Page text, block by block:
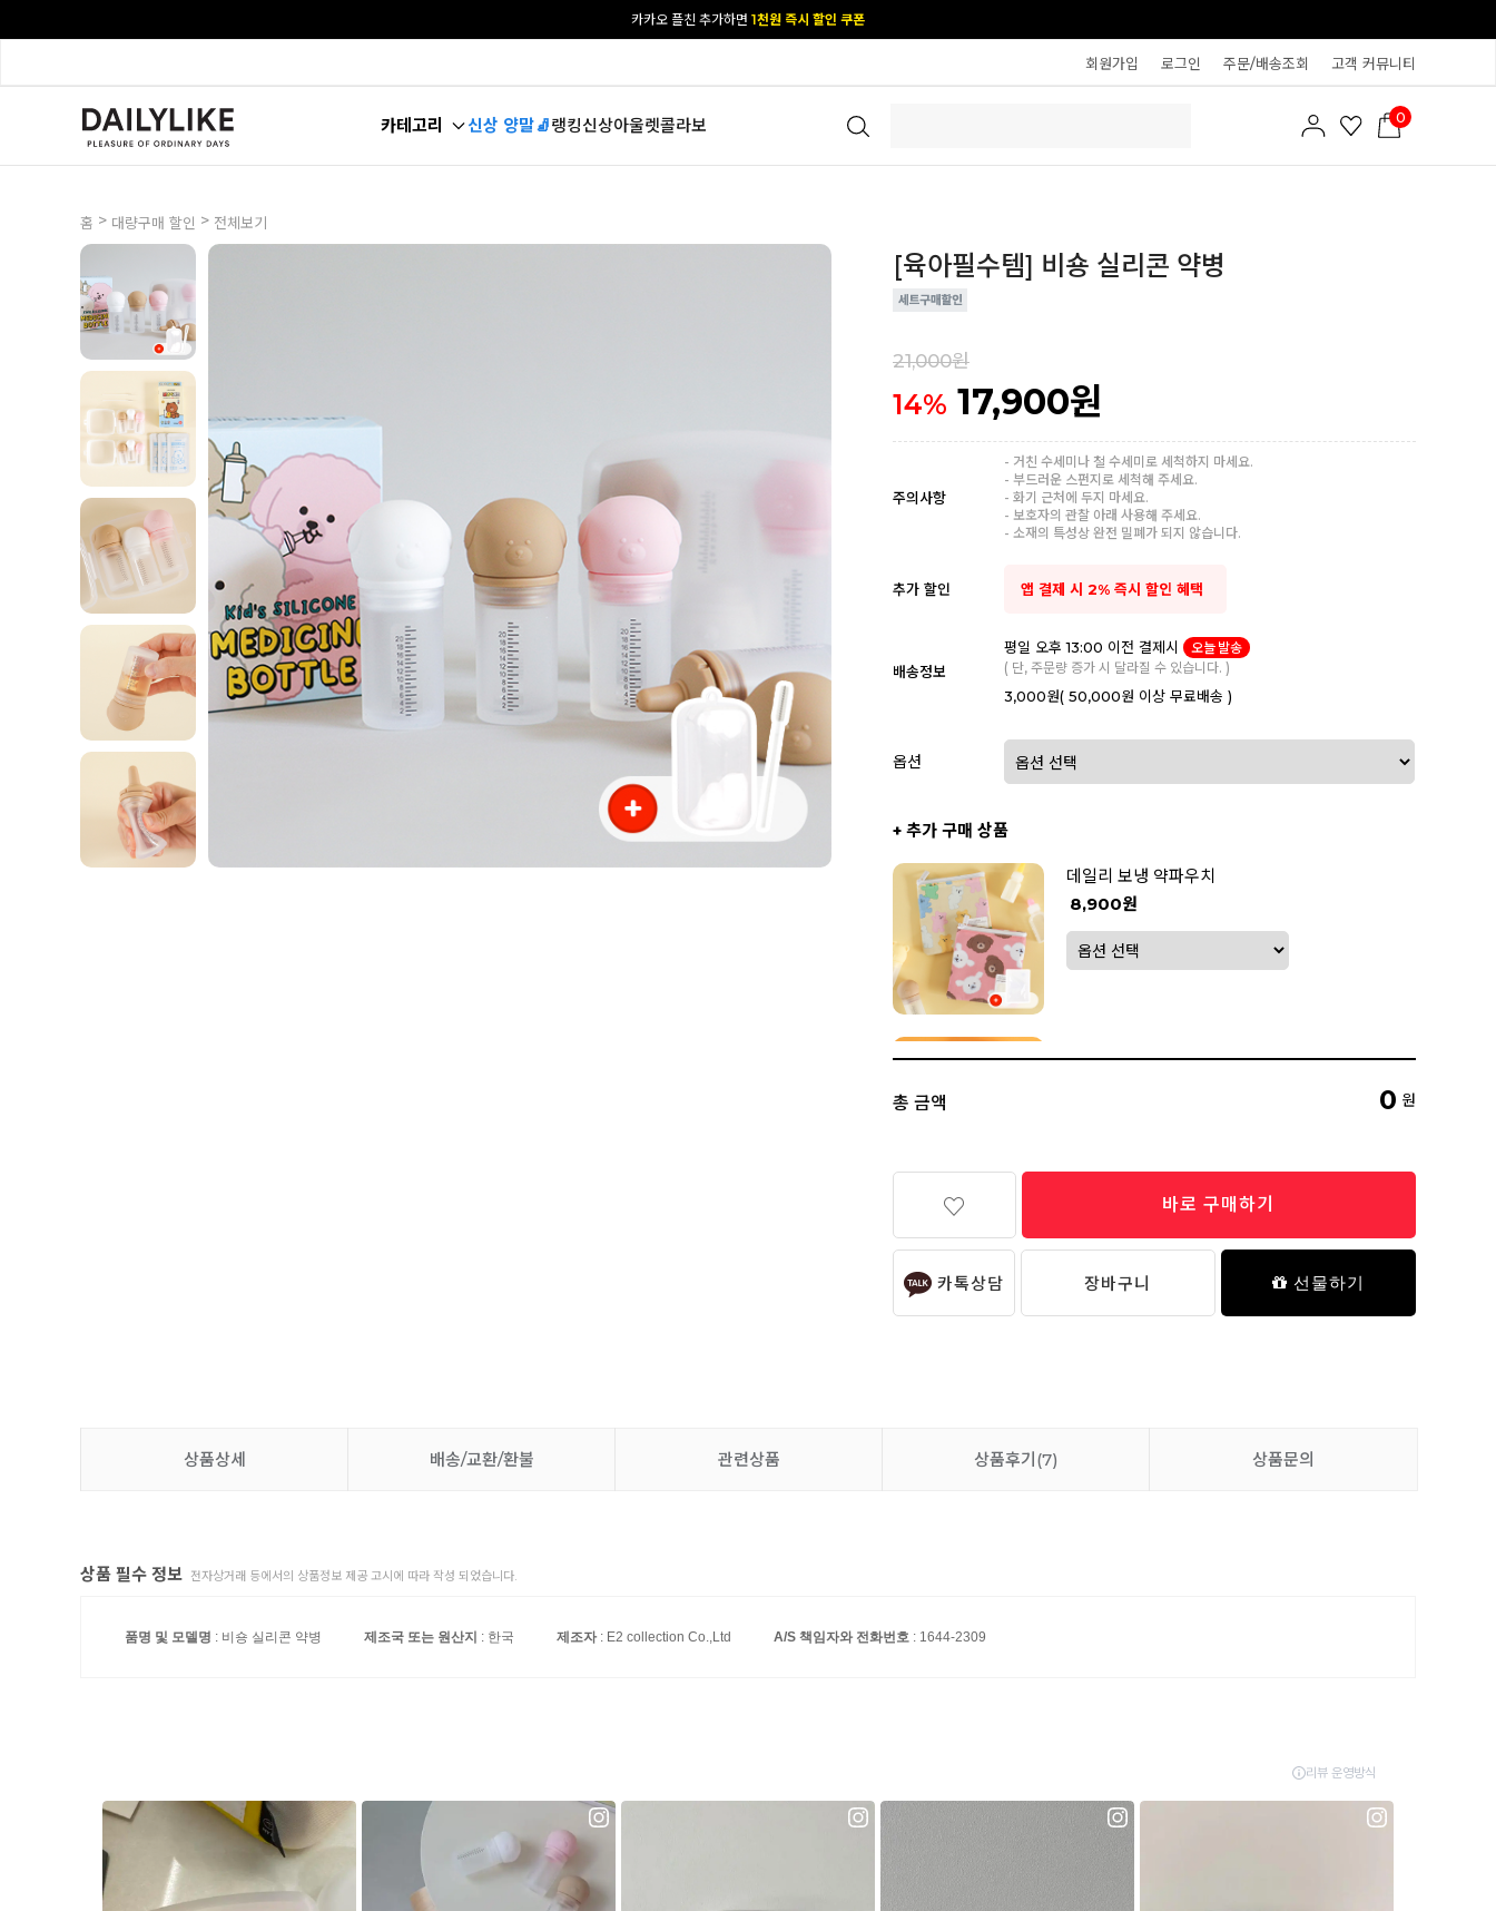
카카오 플친 추가하면 1천원 즉시 할인 쿠폰
회원가입 로그인 주문/배송조회 고객 커뮤니티
카테고리 신상 양말🧦랭킹신상아울렛콜라보 0
홈 > 대량구매 할인 > 전체보기
[육아필수템] 비숑 실리콘 약병
21,000원
14% 17,900원
주의사항
- 거친 수세미나 철 수세미로 세척하지 마세요.
- 부드러운 스펀지로 세척해 주세요.
- 화기 근처에 두지 마세요.
- 보호자의 관찰 아래 사용해 주세요.
- 소재의 특성상 완전 밀폐가 되지 않습니다.
추가 할인 앱 결제 시 2% 즉시 할인 혜택
배송정보
평일 오후 13:00 이전 결제시
오늘 발송
( 단, 주문량 증가 시 달라질 수 있습니다. )
3,000원( 50,000원 이상 무료배송 )
옵션
+ 추가 구매 상품
데일리 보냉 약파우치
8,900원
18,900원
총 금액 0 원
바로 구매하기
카톡상담 장바구니 선물하기
상품상세 배송/교환/환불 관련상품 상품후기(7) 상품문의
상품 필수 정보 전자상거래 등에서의 상품정보 제공 고시에 따라 작성 되었습니다.
품명 및 모델명 : 비숑 실리콘 약병 제조국 또는 원산지 : 한국 제조자: E2 collection Co.,Ltd A/S 책임자와 전화번호 : 1644-2309